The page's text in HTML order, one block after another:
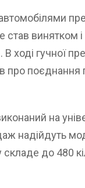
став винятком
гучної
про поєднання
на
надійдуть
до 480